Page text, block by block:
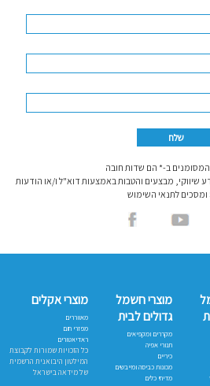
ב-* הם שדות חובה
שיווקי, מבצעים והטבות באמצעות דוא"ל ו/או הודעות
מוצרי חשמל
גדולים לבית
מקררים ומקפיאים
תנורי אפיה
כיריים
מכונות כביסה ומייבשים
מדיחי כלים
מוצרי אקלים
מאווררים
מפזרי חום
ראדיאטורים
כל הזכויות שמורות לקבוצת
המילטון היבואנית הרשמית
של מידאה בישראל